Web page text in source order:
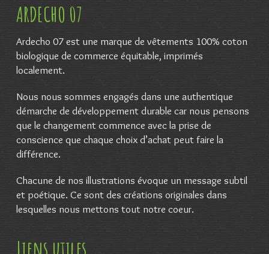
ARDECHO 07
Ardecho 07 est une marque de vêtements 100% coton
biologique de commerce équitable, imprimés
localement.
Nous nous sommes engagés dans une authentique
démarche de développement durable car nous pensons
que le changement commence avec la prise de
conscience que chaque choix d’achat peut faire la
différence.
Chacune de nos illustrations évoque un message subtil
et poétique. Ce sont des créations originales dans
lesquelles nous mettons tout notre coeur.
Liens utiles